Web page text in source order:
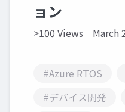
ョン
>100 Views March
#Azure RTOS
#デバイス開発